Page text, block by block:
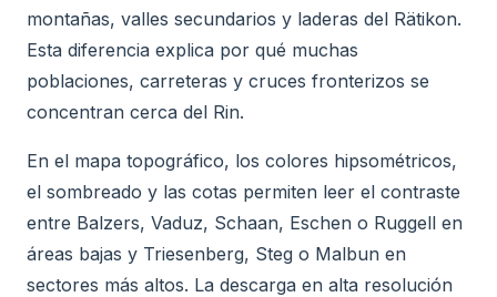
montañas, valles secundarios y laderas del Rätikon.
Esta diferencia explica por qué muchas
poblaciones, carreteras y cruces fronterizos se
concentran cerca del Rin.
En el mapa topográfico, los colores hipsométricos,
el sombreado y las cotas permiten leer el contraste
entre Balzers, Vaduz, Schaan, Eschen o Ruggell en
áreas bajas y Triesenberg, Steg o Malbun en
sectores más altos. La descarga en alta resolución